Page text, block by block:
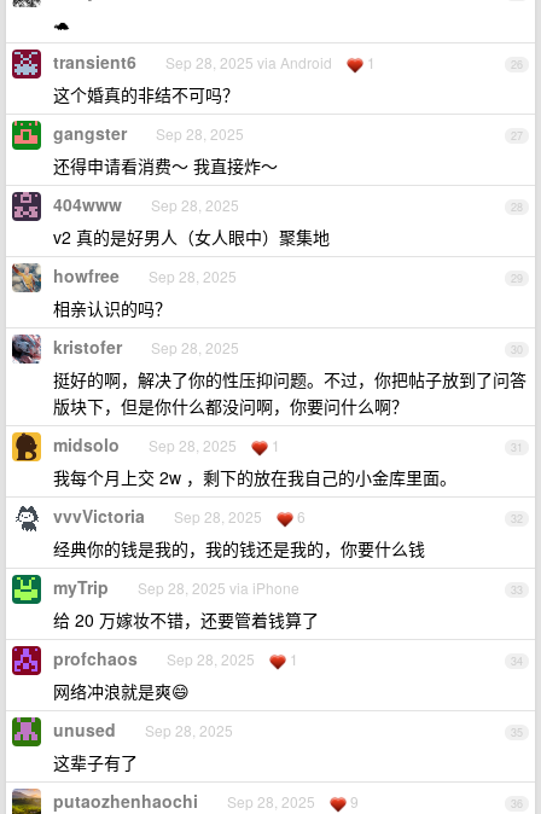
🐢
26
transient6 Sep 28, 2025 via Android 1
这个婚真的非结不可吗？
27
gangster Sep 28, 2025
还得申请看消费～ 我直接炸～
28
404www Sep 28, 2025
v2 真的是好男人（女人眼中）聚集地
29
howfree Sep 28, 2025
相亲认识的吗？
30
kristofer Sep 28, 2025
挺好的啊，解决了你的性压抑问题。不过，你把帖子放到了问答
版块下，但是你什么都没问啊，你要问什么啊？
31
midsolo Sep 28, 2025 1
我每个月上交 2w ，剩下的放在我自己的小金库里面。
32
vvvVictoria Sep 28, 2025 6
经典你的钱是我的，我的钱还是我的，你要什么钱
33
myTrip Sep 28, 2025 via iPhone
给 20 万嫁妆不错，还要管着钱算了
34
profchaos Sep 28, 2025 1
网络冲浪就是爽😄
35
unused Sep 28, 2025
这辈子有了
36
putaozhenhaochi Sep 28, 2025 9